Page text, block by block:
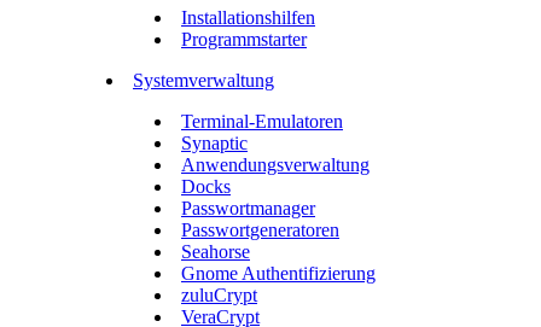
Installationshilfen
Programmstarter
Systemverwaltung
Terminal-Emulatoren
Synaptic
Anwendungsverwaltung
Docks
Passwortmanager
Passwortgeneratoren
Seahorse
Gnome Authentifizierung
zuluCrypt
VeraCrypt